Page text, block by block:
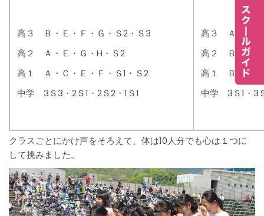
高３ Ｂ・Ｅ・Ｆ・Ｇ・Ｓ2・Ｓ3
高２ Ａ・Ｅ・Ｇ・H・Ｓ2
高１ Ａ・Ｃ・Ｅ・Ｆ・Ｓ1・Ｓ2
中学 3Ｓ3・2Ｓ1・2Ｓ2・1Ｓ1
高３ Ａ・Ｃ・
高２ Ｂ・Ｃ・
高１ Ｂ・Ｄ・
中学 3Ｓ1・3
クラスごとにかけ声をそろえて、体は10人分でも心は１つに
して挑みました。